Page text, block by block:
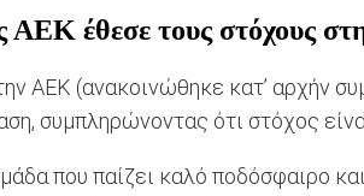
ΑΕΚ έθεσε τους στόχους
ΑΕΚ (ανακοινώθηκε κατ’ αρχήν
συμπληρώνοντας ότι στόχος
που παίζει καλό ποδόσφαιρο